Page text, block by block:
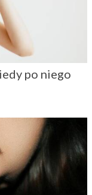
po niego